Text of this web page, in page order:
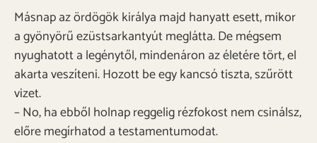
Másnap az ördögök királya majd hanyatt esett, mikor
a gyönyörű ezüstsarkantyút meglátta. De mégsem
nyughatott a legénytől, mindenáron az életére tört, el
akarta veszíteni. Hozott be egy kancsó tiszta, szűrött
vizet.
– No, ha ebből holnap reggelig rézfokost nem csinálsz,
előre megírhatod a testamentumodat.